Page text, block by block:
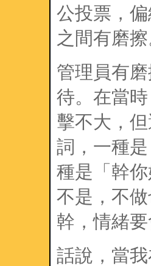
公投票，
之間有磨擦
管理員有
待。在當
擊不大，
詞，一種
種是「幹
不是，不
幹，情緒
話說，當